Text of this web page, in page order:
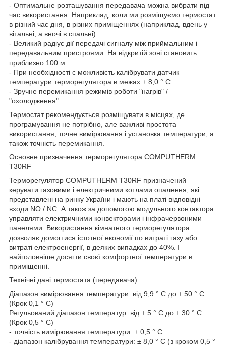
- Оптимальне розташування передавача можна вибрати під
час використання. Наприклад, коли ми розміщуємо термостат
в різний час дня, в різних приміщеннях (наприклад, вдень у
вітальні, а вночі в спальні).
- Великий радіус дії передачі сигналу між приймальним і
передавальним пристроями. На відкритій зоні становить
приблизно 100 м.
- При необхідності є можливість калібрувати датчик
температури терморегулятора в межах ± 8,0 ° C.
- Зручне перемикання режимів роботи "нагрів" /
"охолодження".
Термостат рекомендується розміщувати в місцях, де
програмування не потрібно, але важливі простота
використання, точне вимірювання і установка температури, а
також точність перемикання.
Основне призначення терморегулятора COMPUTHERM
T30RF
Терморегулятор COMPUTHERM T30RF призначений
керувати газовими і електричними котлами опалення, які
представлені на ринку України і мають на платі відповідні
входи NO / NC. А також за допомогою модульного контактора
управляти електричними конвекторами і інфрачервоними
панелями. Використання кімнатного терморегулятора
дозволяє домогтися істотної економії по витраті газу або
витраті електроенергії, в деяких випадках до 40%. І
найголовніше досягти своєї комфортної температури в
приміщенні.
Технічні дані термостата (передавача):
Діапазон вимірювання температури: від 9,9 ° C до + 50 ° C
(Крок 0,1 ° С)
Регульований діапазон температур: від + 5 ° C до + 30 ° C
(Крок 0,5 ° С)
- точність вимірювання температури: ± 0,5 ° C
- діапазон калібрування температури: ± 8,0 ° C (з кроком 0,5 °